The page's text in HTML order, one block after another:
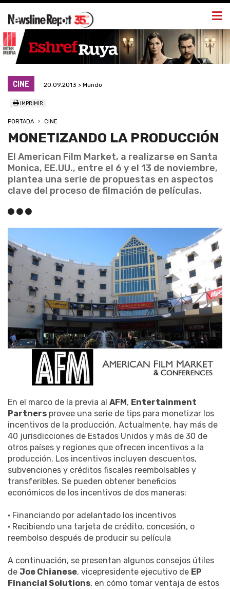
CINE 20.09.2013 > Mundo
IMPRIMIR
PORTADA CINE
MONETIZANDO LA PRODUCCIÓN
El American Film Market, a realizarse en Santa
Monica, EE.UU., entre el 6 y el 13 de noviembre,
plantea una serie de propuestas en aspectos
clave del proceso de filmación de películas.
En el marco de la previa al AFM , Entertainment
Partners provee una serie de tips para monetizar los
incentivos de la producción. Actualmente, hay más de
40 jurisdicciones de Estados Unidos y más de 30 de
otros países y regiones que ofrecen incentivos a la
producción. Los incentivos incluyen descuentos,
subvenciones y créditos fiscales reembolsables y
transferibles. Se pueden obtener beneficios
económicos de los incentivos de dos maneras:
• Financiando por adelantado los incentivos
• Recibiendo una tarjeta de crédito, concesión, o
reembolso después de producir su película
A continuación, se presentan algunos consejos útiles
de Joe Chianese, vicepresidente ejecutivo de EP
Financial Solutions, en cómo tomar ventaja de estos